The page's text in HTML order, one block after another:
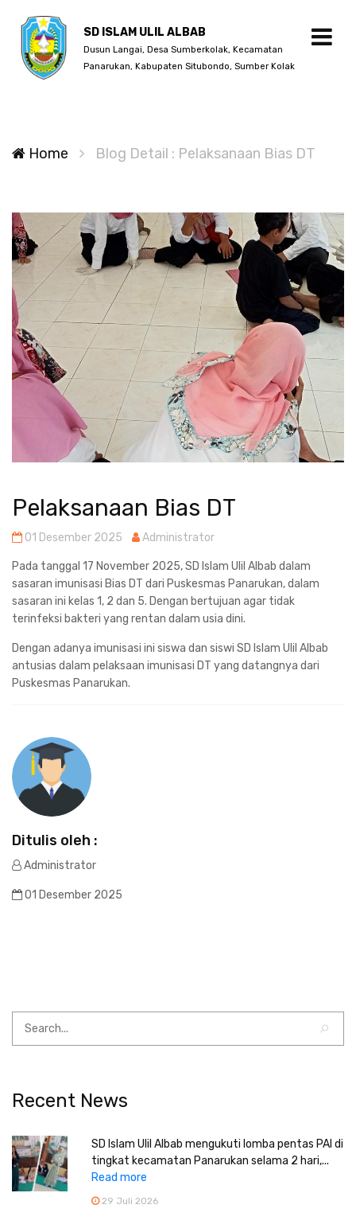
SD ISLAM ULIL ALBAB
Dusun Langai, Desa Sumberkolak, Kecamatan
Panarukan, Kabupaten Situbondo, Sumber Kolak
Home Blog Detail : Pelaksanaan Bias DT
Pelaksanaan Bias DT
01 Desember 2025 Administrator
Pada tanggal 17 November 2025, SD Islam Ulil Albab dalam
sasaran imunisasi Bias DT dari Puskesmas Panarukan, dalam
sasaran ini kelas 1, 2 dan 5. Dengan bertujuan agar tidak
terinfeksi bakteri yang rentan dalam usia dini.
Dengan adanya imunisasi ini siswa dan siswi SD Islam Ulil Albab
antusias dalam pelaksaan imunisasi DT yang datangnya dari
Puskesmas Panarukan.
Ditulis oleh :
Administrator
01 Desember 2025
Recent News
SD Islam Ulil Albab mengukuti lomba pentas PAI di
tingkat kecamatan Panarukan selama 2 hari,...
Read more
29 Juli 2026